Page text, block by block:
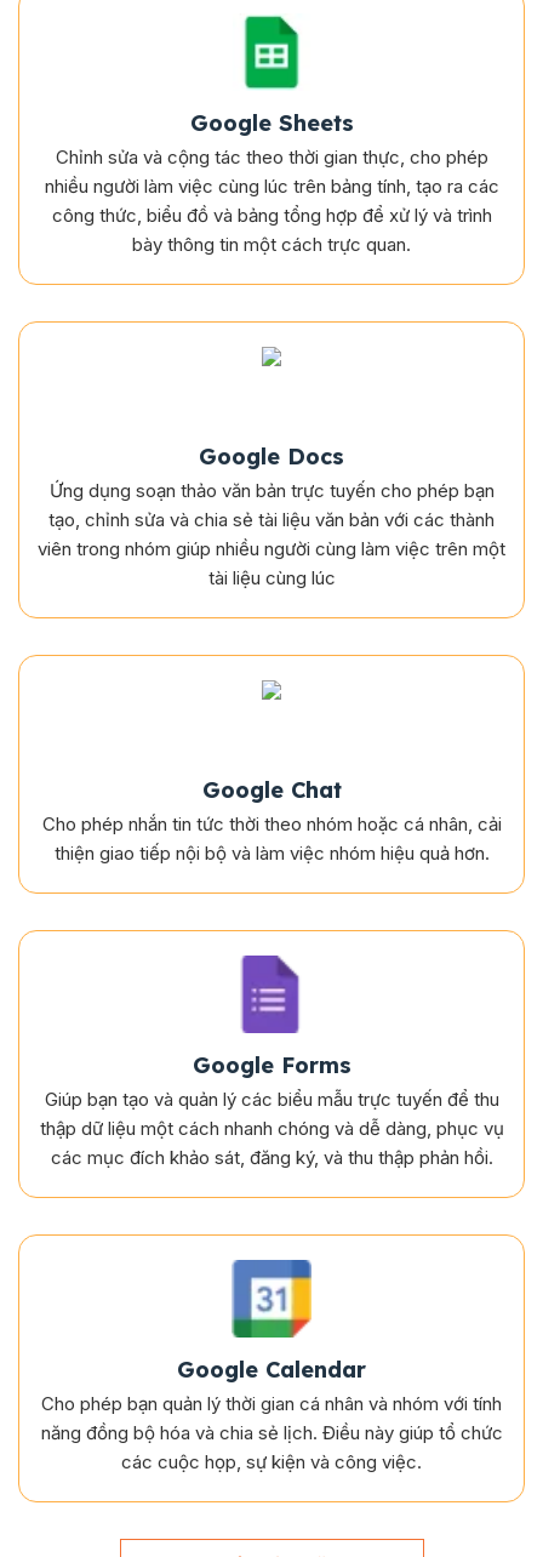
Google Sheets
Chỉnh sửa và cộng tác theo thời gian thực, cho phép
nhiều người làm việc cùng lúc trên bảng tính, tạo ra các
công thức, biểu đồ và bảng tổng hợp để xử lý và trình
bày thông tin một cách trực quan.
Google Docs
Ứng dụng soạn thảo văn bản trực tuyến cho phép bạn
tạo, chỉnh sửa và chia sẻ tài liệu văn bản với các thành
viên trong nhóm giúp nhiều người cùng làm việc trên một
tài liệu cùng lúc
Google Chat
Cho phép nhắn tin tức thời theo nhóm hoặc cá nhân, cải
thiện giao tiếp nội bộ và làm việc nhóm hiệu quả hơn.
Google Forms
Giúp bạn tạo và quản lý các biểu mẫu trực tuyến để thu
thập dữ liệu một cách nhanh chóng và dễ dàng, phục vụ
các mục đích khảo sát, đăng ký, và thu thập phản hồi.
Google Calendar
Cho phép bạn quản lý thời gian cá nhân và nhóm với tính
năng đồng bộ hóa và chia sẻ lịch. Điều này giúp tổ chức
các cuộc họp, sự kiện và công việc.